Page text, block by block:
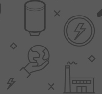
TA controllers
Internet energiemeter
Sensoren
Tapwater
Vermogen regelaars